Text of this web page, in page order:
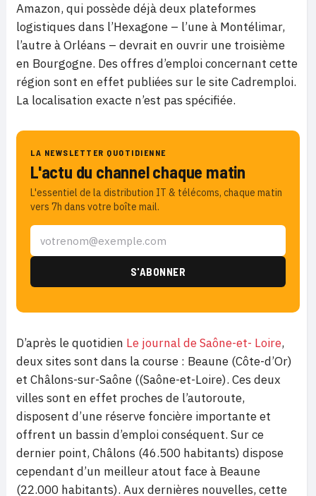
Amazon, qui possède déjà deux plateformes
logistiques dans l’Hexagone – l’une à Montélimar,
l’autre à Orléans – devrait en ouvrir une troisième
en Bourgogne. Des offres d’emploi concernant cette
région sont en effet publiées sur le site Cadremploi.
La localisation exacte n’est pas spécifiée.
LA NEWSLETTER QUOTIDIENNE
L'actu du channel chaque matin
L'essentiel de la distribution IT & télécoms, chaque matin
vers 7h dans votre boîte mail.
D’après le quotidien Le journal de Saône-et- Loire,
deux sites sont dans la course : Beaune (Côte-d’Or)
et Châlons-sur-Saône ((Saône-et-Loire). Ces deux
villes sont en effet proches de l’autoroute,
disposent d’une réserve foncière importante et
offrent un bassin d’emploi conséquent. Sur ce
dernier point, Châlons (46.500 habitants) dispose
cependant d’un meilleur atout face à Beaune
(22.000 habitants). Aux dernières nouvelles, cette